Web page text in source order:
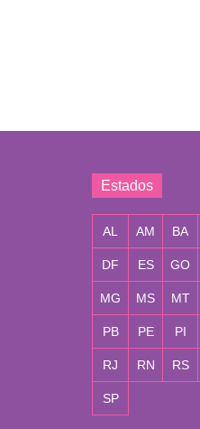
Estados
AL AM BA
DF ES GO
MG MS MT
PB PE PI
RJ RN RS
SP